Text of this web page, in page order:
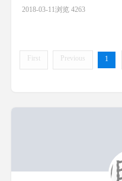
DB::connection()->getPdo();
2018-03-11浏览 4263
First Previous 1